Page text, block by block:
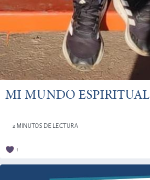
MI MUNDO ESPIRITUAL
2 MINUTOS DE LECTURA
1